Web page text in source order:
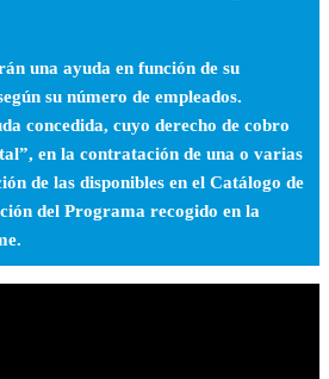
una ayuda en función de su
su número de empleados.
concedida, cuyo derecho de cobro
en la contratación de una o varias
de las disponibles en el Catálogo de
del Programa recogido en la